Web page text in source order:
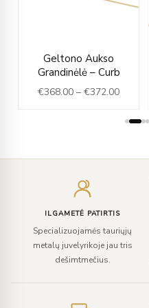
Geltono Aukso
Grandinėlė – Curb
€368.00 – €372.00
€368.00
through
ILGAMETĖ PATIRTIS
Specializuojamės tauriųjų
metalų juvelyrikoje jau tris
dešimtmečius.